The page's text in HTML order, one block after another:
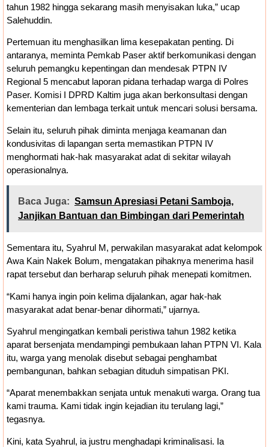
tahun 1982 hingga sekarang masih menyisakan luka,” ucap
Salehuddin.
Pertemuan itu menghasilkan lima kesepakatan penting. Di
antaranya, meminta Pemkab Paser aktif berkomunikasi dengan
seluruh pemangku kepentingan dan mendesak PTPN IV
Regional 5 mencabut laporan pidana terhadap warga di Polres
Paser. Komisi I DPRD Kaltim juga akan berkonsultasi dengan
kementerian dan lembaga terkait untuk mencari solusi bersama.
Selain itu, seluruh pihak diminta menjaga keamanan dan
kondusivitas di lapangan serta memastikan PTPN IV
menghormati hak-hak masyarakat adat di sekitar wilayah
operasionalnya.
Baca Juga: Samsun Apresiasi Petani Samboja,
Janjikan Bantuan dan Bimbingan dari Pemerintah
Sementara itu, Syahrul M, perwakilan masyarakat adat kelompok
Awa Kain Nakek Bolum, mengatakan pihaknya menerima hasil
rapat tersebut dan berharap seluruh pihak menepati komitmen.
“Kami hanya ingin poin kelima dijalankan, agar hak-hak
masyarakat adat benar-benar dihormati,” ujarnya.
Syahrul mengingatkan kembali peristiwa tahun 1982 ketika
aparat bersenjata mendampingi pembukaan lahan PTPN VI. Kala
itu, warga yang menolak disebut sebagai penghambat
pembangunan, bahkan sebagian dituduh simpatisan PKI.
“Aparat menembakkan senjata untuk menakuti warga. Orang tua
kami trauma. Kami tidak ingin kejadian itu terulang lagi,”
tegasnya.
Kini, kata Syahrul, ia justru menghadapi kriminalisasi. Ia